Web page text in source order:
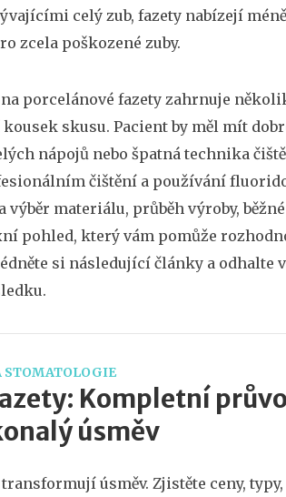
celý zub, fazety nabízejí
zcela poškozené zuby.
na porcelánové fazety zahrnuje
skusu. Pacient by měl mít
nápojů nebo špatná technika
čištění a používání
výběr materiálu, průběh výroby,
pohled, který vám pomůže
si následující články a
STOMATOLOGIE
Kompletní
úsměv
úsměv. Zjistěte ceny, typy,